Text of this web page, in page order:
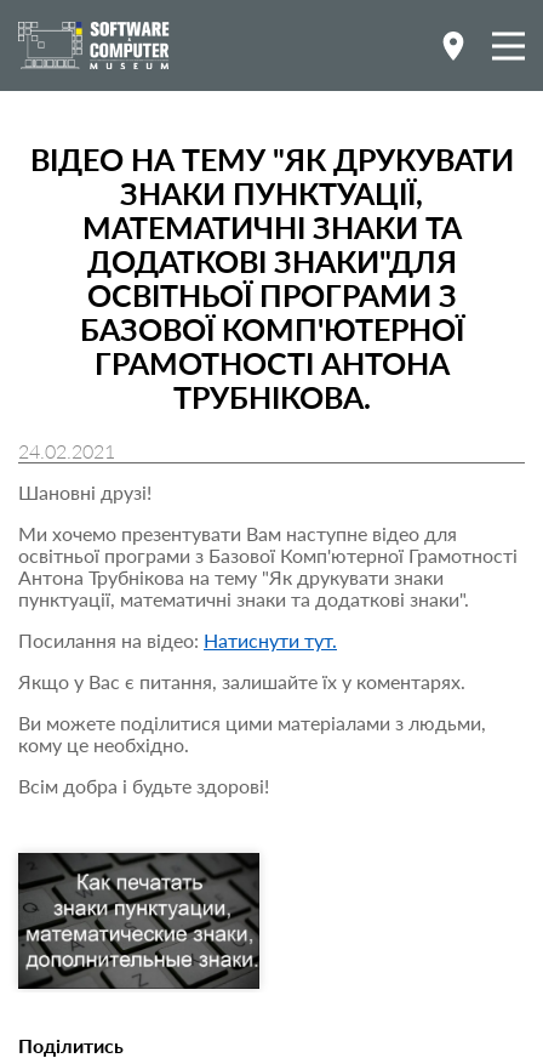
ВІДЕО НА ТЕМУ "ЯК ДРУКУВАТИ
ЗНАКИ ПУНКТУАЦІЇ,
МАТЕМАТИЧНІ ЗНАКИ ТА
ДОДАТКОВІ ЗНАКИ"ДЛЯ
ОСВІТНЬОЇ ПРОГРАМИ З
БАЗОВОЇ КОМП'ЮТЕРНОЇ
ГРАМОТНОСТІ АНТОНА
ТРУБНІКОВА.
24.02.2021
Шановні друзі!
Ми хочемо презентувати Вам наступне відео для
освітньої програми з Базової Комп'ютерної Грамотності
Антона Трубнікова на тему "Як друкувати знаки
пунктуації, математичні знаки та додаткові знаки".
Посилання на відео: Натиснути тут.
Якщо у Вас є питання, залишайте їх у коментарях.
Ви можете поділитися цими матеріалами з людьми,
кому це необхідно.
Всім добра і будьте здорові!
Поділитись